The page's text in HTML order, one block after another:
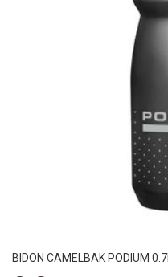
BIDON CAMELBAK PODIUM 0.7L